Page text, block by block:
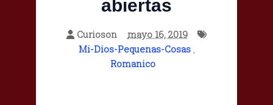
abiertas
Curioson
mayo 16, 2019
Mi-Dios-Pequenas-Cosas,
Romanico